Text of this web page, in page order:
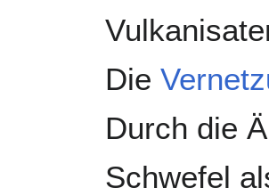
Die
Durch die
Schwefel